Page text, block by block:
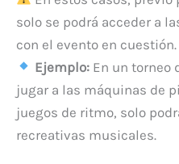
solo se podrá acceder a
con el evento en cuestión.
Ejemplo: En un torneo
jugar a las máquinas de
juegos de ritmo, solo
recreativas musicales.